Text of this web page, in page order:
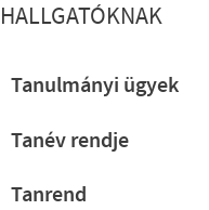
HALLGATÓKNAK
Tanulmányi ügyek
Tanév rendje
Tanrend